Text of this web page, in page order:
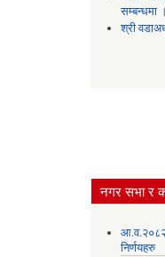
सम्बन्धमा ।
श्री
नगर सभा र
निर्णयहरु